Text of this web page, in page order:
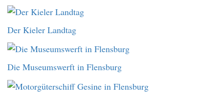
Der Kieler Landtag
Die Museumswerft in Flensburg